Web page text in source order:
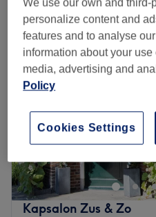
Kapsalon Zus & Zo
personalize content and
features and to analyse
information about your
media, advertising and
Policy
Cookies Settings